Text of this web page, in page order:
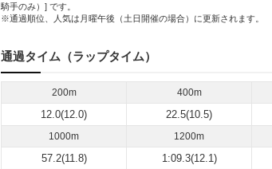
騎手のみ）] です。
※通過順位、人気は月曜午後（土日開催の場合）に更新されます。
通過タイム（ラップタイム）
200m 400m
12.0(12.0) 22.5(10.5)
1000m 1200m
57.2(11.8) 1:09.3(12.1)